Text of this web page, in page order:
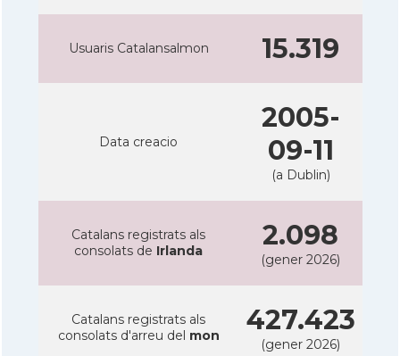
Usuaris Catalansalmon 15.319
Data creacio
2005-
09-11
(a Dublin)
Catalans registrats als
consolats de Irlanda 2.098
(gener 2026)
Catalans registrats als
consolats d'arreu del mon 427.423
(gener 2026)